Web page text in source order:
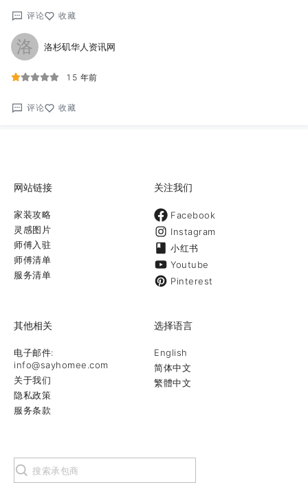
评论 收藏
洛 洛杉矶华人资讯网
15 年前
评论 收藏
网站链接
家装攻略
灵感图片
师傅入驻
师傅清单
服务清单
关注我们
Facebook
Instagram
小红书
Youtube
Pinterest
其他相关
电子邮件:
info@sayhomee.com
关于我们
隐私政策
服务条款
选择语言
English
简体中文
繁體中文